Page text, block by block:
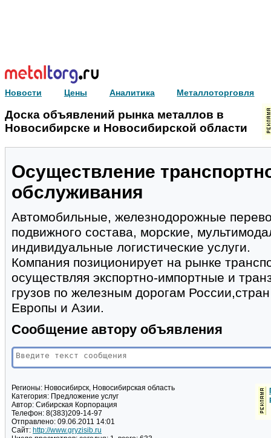
Новости Цены Аналитика Металлоторговля
Доска объявлений рынка металлов в
Новосибирске и Новосибирской области
Осуществление
обслуживания
Автомобильные, железнодорожные
подвижного состава, морские,
индивидуальные логистические услуги.
Компания позиционирует на рынке
осуществляя экспортно-импортные и
грузов по железным дорогам
Европы и Азии.
Сообщение автору объявления
Регионы: Новосибирск, Новосибирская область
Категория: Предложение услуг
Автор: Сибирская Корпорация
Телефон: 8(383)209-14-97
Отправлено: 09.06.2011 14:01
Сайт: http://www.gryzisib.ru